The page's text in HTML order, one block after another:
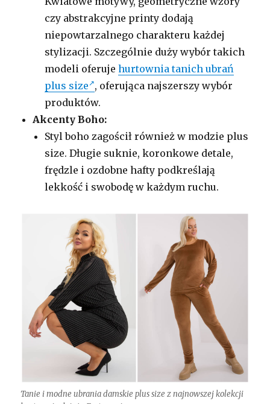
czy abstrakcyjne printy dodają
niepowtarzalnego charakteru każdej
stylizacji. Szczególnie duży wybór takich
modeli oferujehurtownia tanich ubrań
plus size , oferująca najszerszy wybór
produktów.
Akcenty Boho:
Styl boho zagościł również w modzie plus
size. Długie suknie, koronkowe detale,
frędzle i ozdobne hafty podkreślają
lekkość i swobodę w każdym ruchu.
Tanie i modne ubrania damskie plus size z najnowszej kolekcji